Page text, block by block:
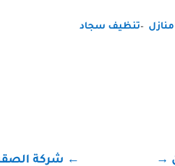
–تنظيف سجاد
← شركة →